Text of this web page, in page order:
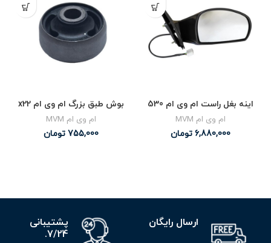
اینه بغل راست ام وی ام 530
ام وی ام MVM
6,880,000 تومان
بوش طبق بزرگ ام وی ام x22
ام وی ام MVM
755,000 تومان
ارسال رایگان
پشتیبانی
7/24.